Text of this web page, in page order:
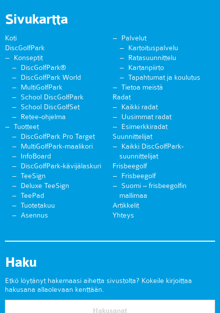
Sivukartta
Koti
DiscGolfPark
Konseptit
DiscGolfPark®
DiscGolfPark World
MultiGolfPark
School DiscGolfPark
School DiscGolfSet
Retee-ohjelma
Tuotteet
DiscGolfPark Pro Target
MultiGolfPark-maalikori
InfoBoard
DiscGolfPark-kävijälaskuri
TeeSign
Deluxe TeeSign
TeePad
Tuotetakuu
Asennus
Palvelut
Kartoituspalvelu
Ratasuunnittelu
Kartanpiirto
Tapahtumat ja koulutus
Tietoa meistä
Radat
Kaikki radat
Uusimmat radat
Esimerkkiradat
Suunnittelijat
Kaikki DiscGolfPark-
suunnittelijat
Frisbeegolf
Frisbeegolf
Suomi – frisbeegolfin
mallimaa
Artikkelit
Yhteys
Haku
Etkö löytänyt hakemaasi aihetta sivustolta? Kokeile kirjoittaa
hakusana allaolevaan kenttään.